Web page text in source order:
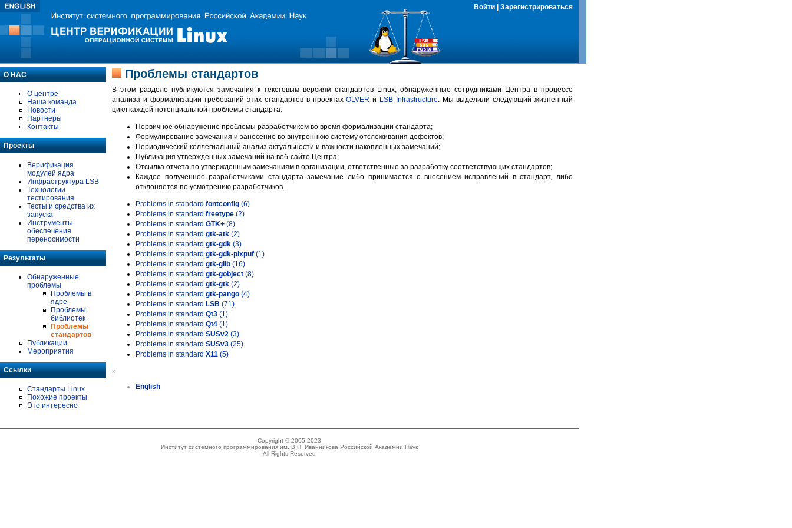
Войти Зарегистрироваться
О НАС
О центре
Наша команда
Новости
Партнеры
Контакты
Проекты
Верификация
модулей ядра
Инфраструктура LSB
Технологии
тестирования
Тесты и средства их
запуска
Инструменты
обеспечения
переносимости
Результаты
Обнаруженные
проблемы
Проблемы в
ядре
Проблемы
библиотек
Проблемы
стандартов
Публикации
Мероприятия
Ссылки
Стандарты Linux
Похожие проекты
Это интересно
Проблемы стандартов
В этом разделе публикуются замечания к текстовым версиям стандартов Linux, обнаруженные сотрудниками Центра в процессе
анализа и формализации требований этих стандартов в проектахOLVER и LSB Infrastructure. Мы выделили следующий жизненный
цикл каждой потенциальной проблемы стандарта:
Первичное обнаружение проблемы разработчиком во время формализации стандарта;
Формулирование замечания и занесение во внутреннюю систему отслеживания дефектов;
Периодический коллегиальный анализ актуальности и важности накопленных замечаний;
Публикация утвержденных замечаний на веб-сайте Центра;
Отсылка отчета по утвержденным замечаниям в организации, ответственные за разработку соответствующих стандартов;
Каждое полученное разработчиками стандарта замечание либо принимается с внесением исправлений в стандарт, либо
отклоняется по усмотрению разработчиков.
Problems in standard fontconfig (6)
Problems in standard freetype (2)
Problems in standard GTK+ (8)
Problems in standard gtk-atk (2)
Problems in standard gtk-gdk (3)
Problems in standard gtk-gdk-pixpuf (1)
Problems in standard gtk-glib (16)
Problems in standard gtk-gobject (8)
Problems in standard gtk-gtk (2)
Problems in standard gtk-pango (4)
Problems in standard LSB (71)
Problems in standard Qt3 (1)
Problems in standard Qt4 (1)
Problems in standard SUSv2 (3)
Problems in standard SUSv3 (25)
Problems in standard X11 (5)
»
English
Copyright © 2005-2023
Институт системного программирования им. В.П. Иванникова Российской Академии Наук
All Rights Reserved